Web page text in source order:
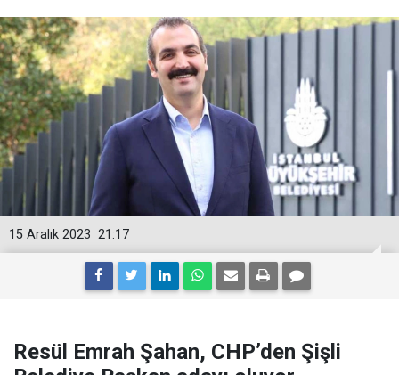
21:17
15 Aralık 2023
Resül Emrah Şahan, CHP’den Şişli